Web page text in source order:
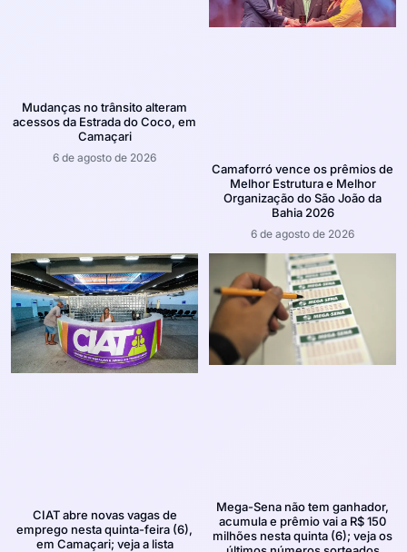
Mudanças no trânsito alteram
acessos da Estrada do Coco, em
Camaçari
6 de agosto de 2026
Camaforró vence os prêmios de
Melhor Estrutura e Melhor
Organização do São João da
Bahia 2026
6 de agosto de 2026
CIAT abre novas vagas de
emprego nesta quinta-feira (6),
em Camaçari; veja a lista
Mega-Sena não tem ganhador,
acumula e prêmio vai a R$ 150
milhões nesta quinta (6); veja os